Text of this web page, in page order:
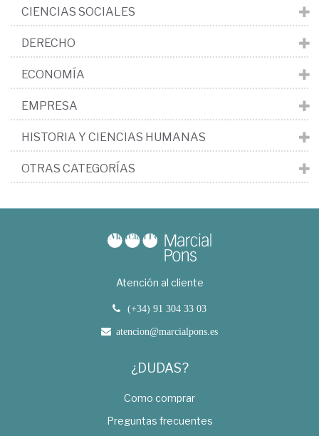
CIENCIAS SOCIALES
DERECHO
ECONOMÍA
EMPRESA
HISTORIA Y CIENCIAS HUMANAS
OTRAS CATEGORÍAS
Atención al cliente
(+34) 91 304 33 03
atencion@marcialpons.es
¿DUDAS?
Como comprar
Preguntas frecuentes